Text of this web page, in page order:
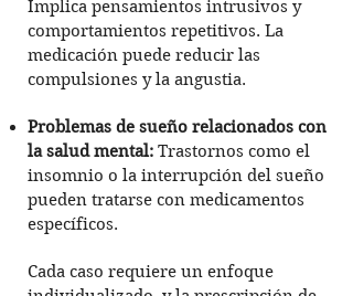
Implica pensamientos intrusivos y
comportamientos repetitivos. La
medicación puede reducir las
compulsiones y la angustia.
Problemas de sueño relacionados con
la salud mental: Trastornos como el
insomnio o la interrupción del sueño
pueden tratarse con medicamentos
específicos.
Cada caso requiere un enfoque